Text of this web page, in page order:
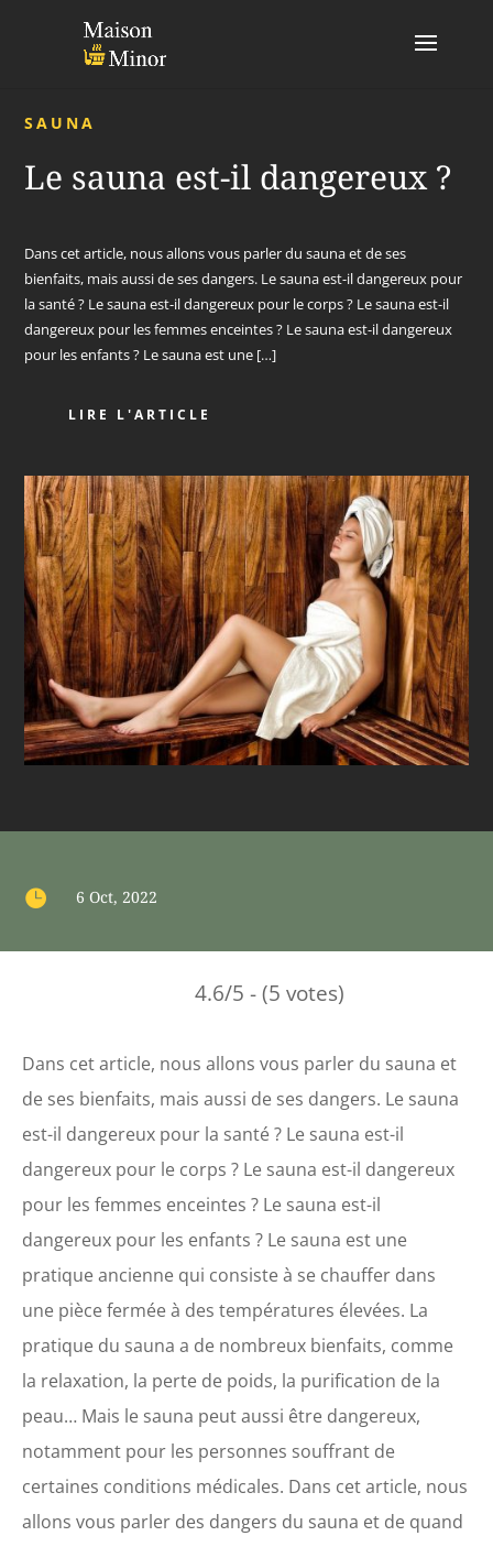
SAUNA
Le sauna est-il dangereux ?
Dans cet article, nous allons vous parler du sauna et de ses
bienfaits, mais aussi de ses dangers. Le sauna est-il dangereux pour
la santé ? Le sauna est-il dangereux pour le corps ? Le sauna est-il
dangereux pour les femmes enceintes ? Le sauna est-il dangereux
pour les enfants ? Le sauna est une […]
LIRE L'ARTICLE
 6 Oct, 2022
4.6/5 - (5 votes)
Dans cet article, nous allons vous parler du sauna et
de ses bienfaits, mais aussi de ses dangers. Le sauna
est-il dangereux pour la santé ? Le sauna est-il
dangereux pour le corps ? Le sauna est-il dangereux
pour les femmes enceintes ? Le sauna est-il
dangereux pour les enfants ? Le sauna est une
pratique ancienne qui consiste à se chauffer dans
une pièce fermée à des températures élevées. La
pratique du sauna a de nombreux bienfaits, comme
la relaxation, la perte de poids, la purification de la
peau… Mais le sauna peut aussi être dangereux,
notamment pour les personnes souffrant de
certaines conditions médicales. Dans cet article, nous
allons vous parler des dangers du sauna et de quand